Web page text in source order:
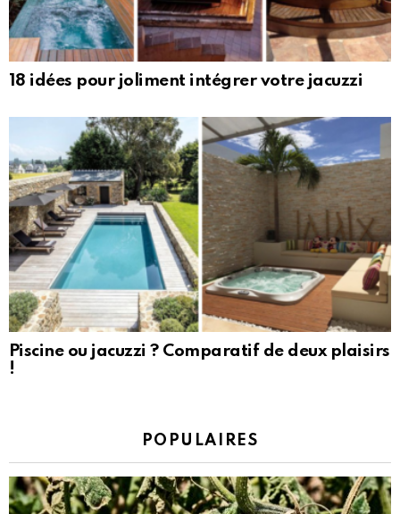
18 idées pour joliment intégrer votre jacuzzi
Piscine ou jacuzzi ? Comparatif de deux plaisirs
!
POPULAIRES